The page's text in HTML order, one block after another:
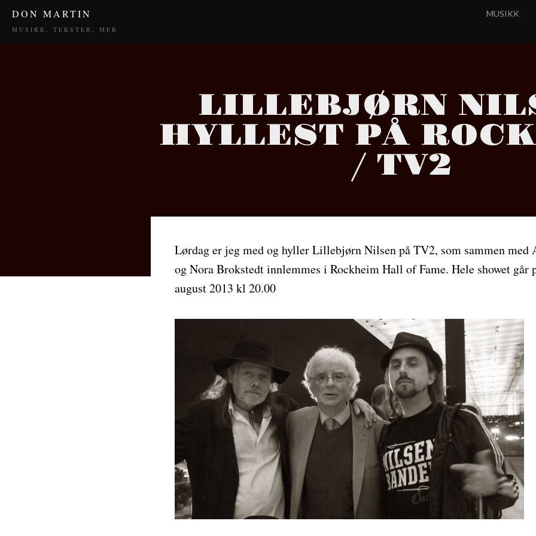
DON MARTIN
MUSIKK, TEKSTER, MER
MUSIKK
LILLEBJØRN
HYLLEST PÅ
/ TV2
Lørdag er jeg med og hyller Lillebjørn Nilsen på TV2, som sammen med
og Nora Brokstedt innlemmes i Rockheim Hall of Fame. Hele showet går
august 2013 kl 20.00